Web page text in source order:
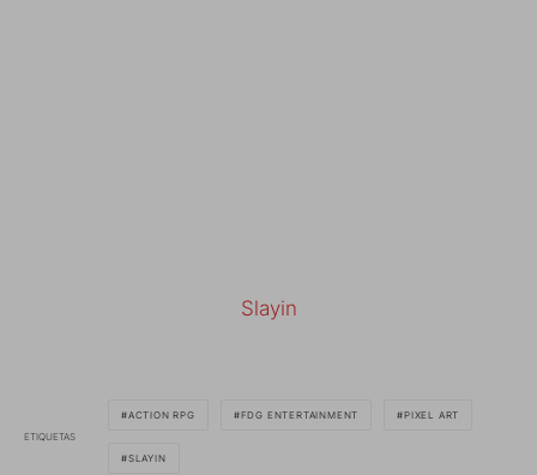
Slayin
ETIQUETAS
ACTION RPG FDG ENTERTAINMENT PIXEL ART
SLAYIN